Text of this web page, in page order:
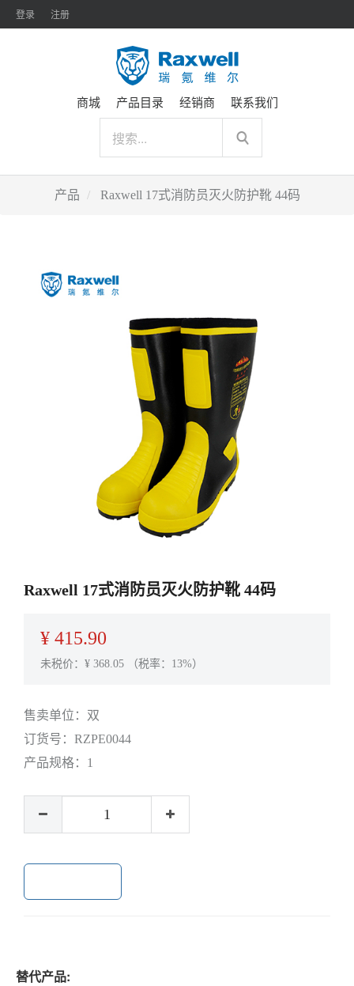
登录 注册
商城 产品目录 经销商 联系我们
产品 Raxwell 17式消防员灭火防护靴 44码
Raxwell 17式消防员灭火防护靴 44码
¥ 415.90
未税价：¥ 368.05 （税率：13%）
售卖单位： 双
订货号： RZPE0044
产品规格： 1
替代产品: